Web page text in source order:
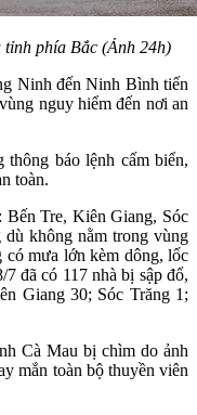
phía Bắc (Ảnh 24h)
Ninh đến Ninh Bình tiến
nguy hiểm đến nơi an
báo lệnh cấm biển,
toàn.
Tre, Kiên Giang, Sóc
không nằm trong vùng
có mưa lớn kèm dông, lốc
đã có 117 nhà bị sập đổ,
Giang 30; Sóc Trăng 1;
Cà Mau bị chìm do ảnh
mắn toàn bộ thuyền viên